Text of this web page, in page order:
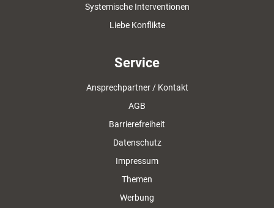
Systemische Interventionen
Liebe Konflikte
Service
Ansprechpartner / Kontakt
AGB
Barrierefreiheit
Datenschutz
Impressum
Themen
Werbung